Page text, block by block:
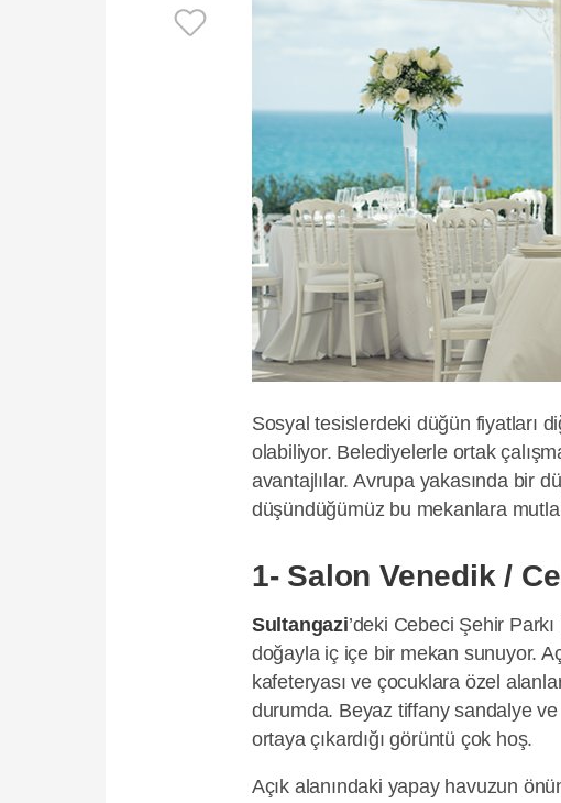
Sosyal tesislerdeki düğün fiyatları
olabiliyor. Belediyelerle ortak
avantajlılar. Avrupa yakasında bir
düşündüğümüz bu mekanlara
1- Salon Venedik /
Sultangazi’deki Cebeci Şehir
doğayla iç içe bir mekan sunuyor.
kafeteryası ve çocuklara özel
durumda. Beyaz tiffany sandalye
ortaya çıkardığı görüntü çok hoş.
Açık alanındaki yapay havuzun